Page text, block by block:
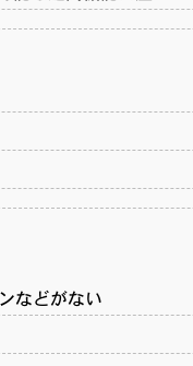
などがない